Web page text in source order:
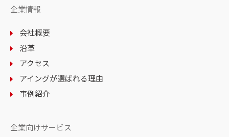
企業情報
会社概要
沿革
アクセス
アイングが選ばれる理由
事例紹介
企業向けサービス